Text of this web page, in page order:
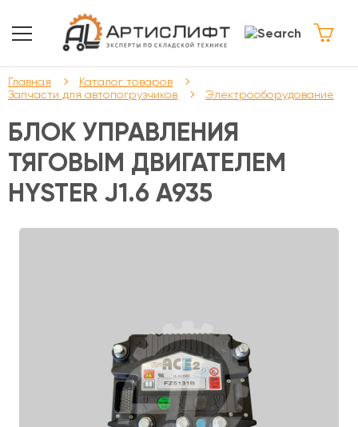
Главная
Каталог товаров
Запчасти для автопогрузчиков
Электрооборудование
БЛОК УПРАВЛЕНИЯ
ТЯГОВЫМ ДВИГАТЕЛЕМ
HYSTER J1.6 A935